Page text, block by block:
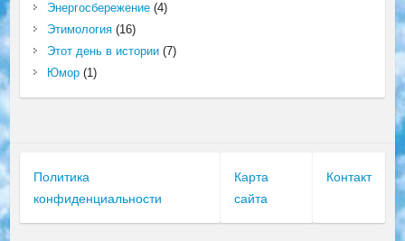
Энергосбережение(4)
Этимология(16)
Этот день в истории(7)
Юмор(1)
Политика
конфиденциальности
Карта
сайта
Контакт